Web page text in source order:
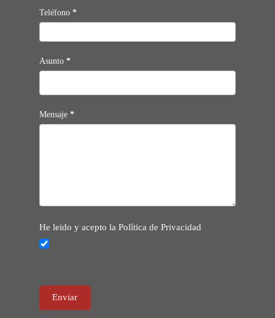
Teléfono *
Asunto *
Mensaje *
He leido y acepto la Política de Privacidad
Enviar